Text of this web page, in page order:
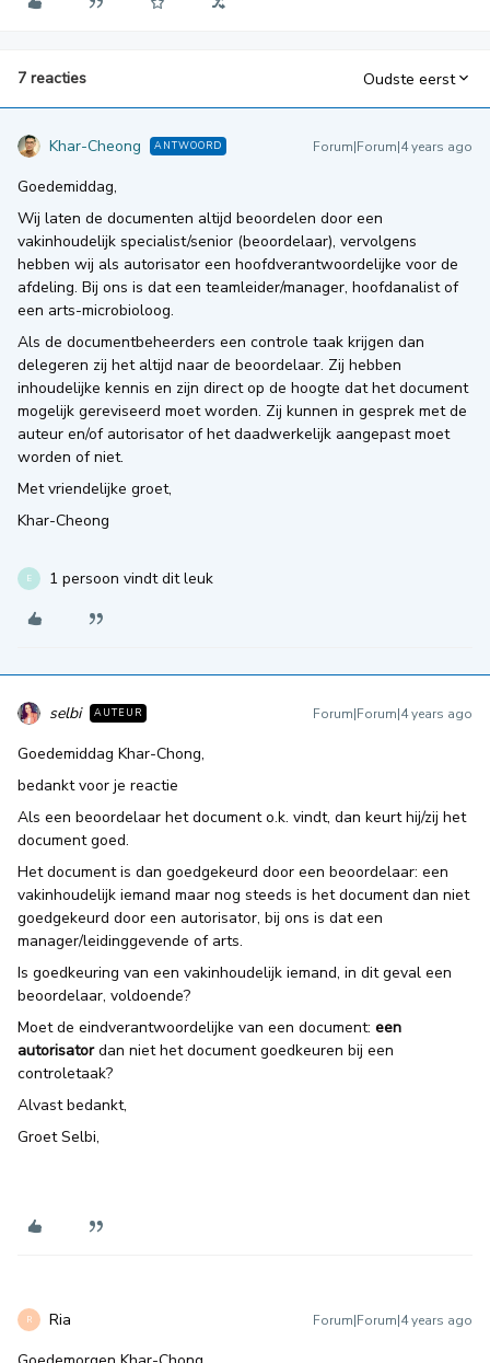
7 reacties Oudste eerst
Khar-Cheong ANTWOORD Forum|Forum|4 years ago
Goedemiddag,
Wij laten de documenten altijd beoordelen door een
vakinhoudelijk specialist/senior (beoordelaar), vervolgens
hebben wij als autorisator een hoofdverantwoordelijke voor de
afdeling. Bij ons is dat een teamleider/manager, hoofdanalist of
een arts-microbioloog.
Als de documentbeheerders een controle taak krijgen dan
delegeren zij het altijd naar de beoordelaar. Zij hebben
inhoudelijke kennis en zijn direct op de hoogte dat het document
mogelijk gereviseerd moet worden. Zij kunnen in gesprek met de
auteur en/of autorisator of het daadwerkelijk aangepast moet
worden of niet.
Met vriendelijke groet,
Khar-Cheong
E 1 persoon vindt dit leuk
selbi AUTEUR Forum|Forum|4 years ago
Goedemiddag Khar-Chong,
bedankt voor je reactie
Als een beoordelaar het document o.k. vindt, dan keurt hij/zij het
document goed.
Het document is dan goedgekeurd door een beoordelaar: een
vakinhoudelijk iemand maar nog steeds is het document dan niet
goedgekeurd door een autorisator, bij ons is dat een
manager/leidinggevende of arts.
Is goedkeuring van een vakinhoudelijk iemand, in dit geval een
beoordelaar, voldoende?
Moet de eindverantwoordelijke van een document: een
autorisatordan niet het document goedkeuren bij een
controletaak?
Alvast bedankt,
Groet Selbi,
R Ria Forum|Forum|4 years ago